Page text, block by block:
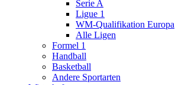
Serie A
Ligue 1
WM-Qualifikation Europa
Alle Ligen
Formel 1
Handball
Basketball
Andere Sportarten